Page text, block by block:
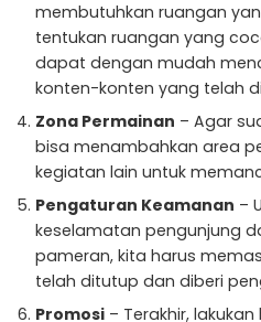
membutuhkan ruangan
tentukan ruangan yang
dapat dengan mudah
konten-konten yang telah
Zona Permainan – Agar
bisa menambahkan area
kegiatan lain untuk
Pengaturan Keamanan –
keselamatan pengunjung
pameran, kita harus
telah ditutup dan diberi
Promosi – Terakhir,